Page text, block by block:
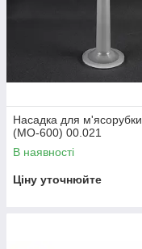
Насадка для м'ясорубки
(МО-600) 00.021
В наявності
Ціну уточнюйте